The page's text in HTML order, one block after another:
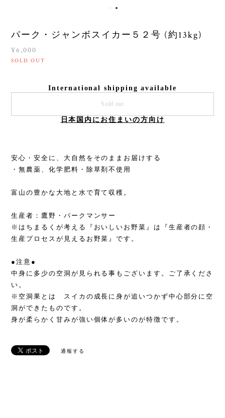
パーク・ジャンボスイカー５２号 (約13kg)
¥6,000
SOLD OUT
International shipping available
Sold out
日本国内にお住まいの方向け
安心・安全に、大自然をそのままお届けする
・無農薬、化学肥料・除草剤不使用
富山の豊かな大地と水で育て収穫。
生産者：鷹野・パークマンサー
※はちまるくが考える『おいしいお野菜』は『生産者の顔・
生産プロセスが見えるお野菜』です。
●注意●
中身に多少の空洞が見られる事もございます。ご了承くださ
い。
※空洞果とは スイカの成長に身が追いつかず中心部分に空
洞ができたものです。
身が柔らかく甘みが強い個体が多いのが特徴です。
通報する